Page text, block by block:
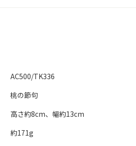
AC500/TK336
桃の節句
高さ約8cm、幅約13cm
約171g